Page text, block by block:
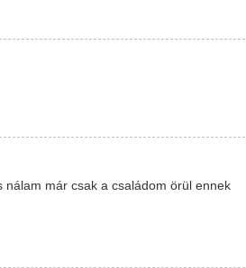
már csak a családom örül ennek